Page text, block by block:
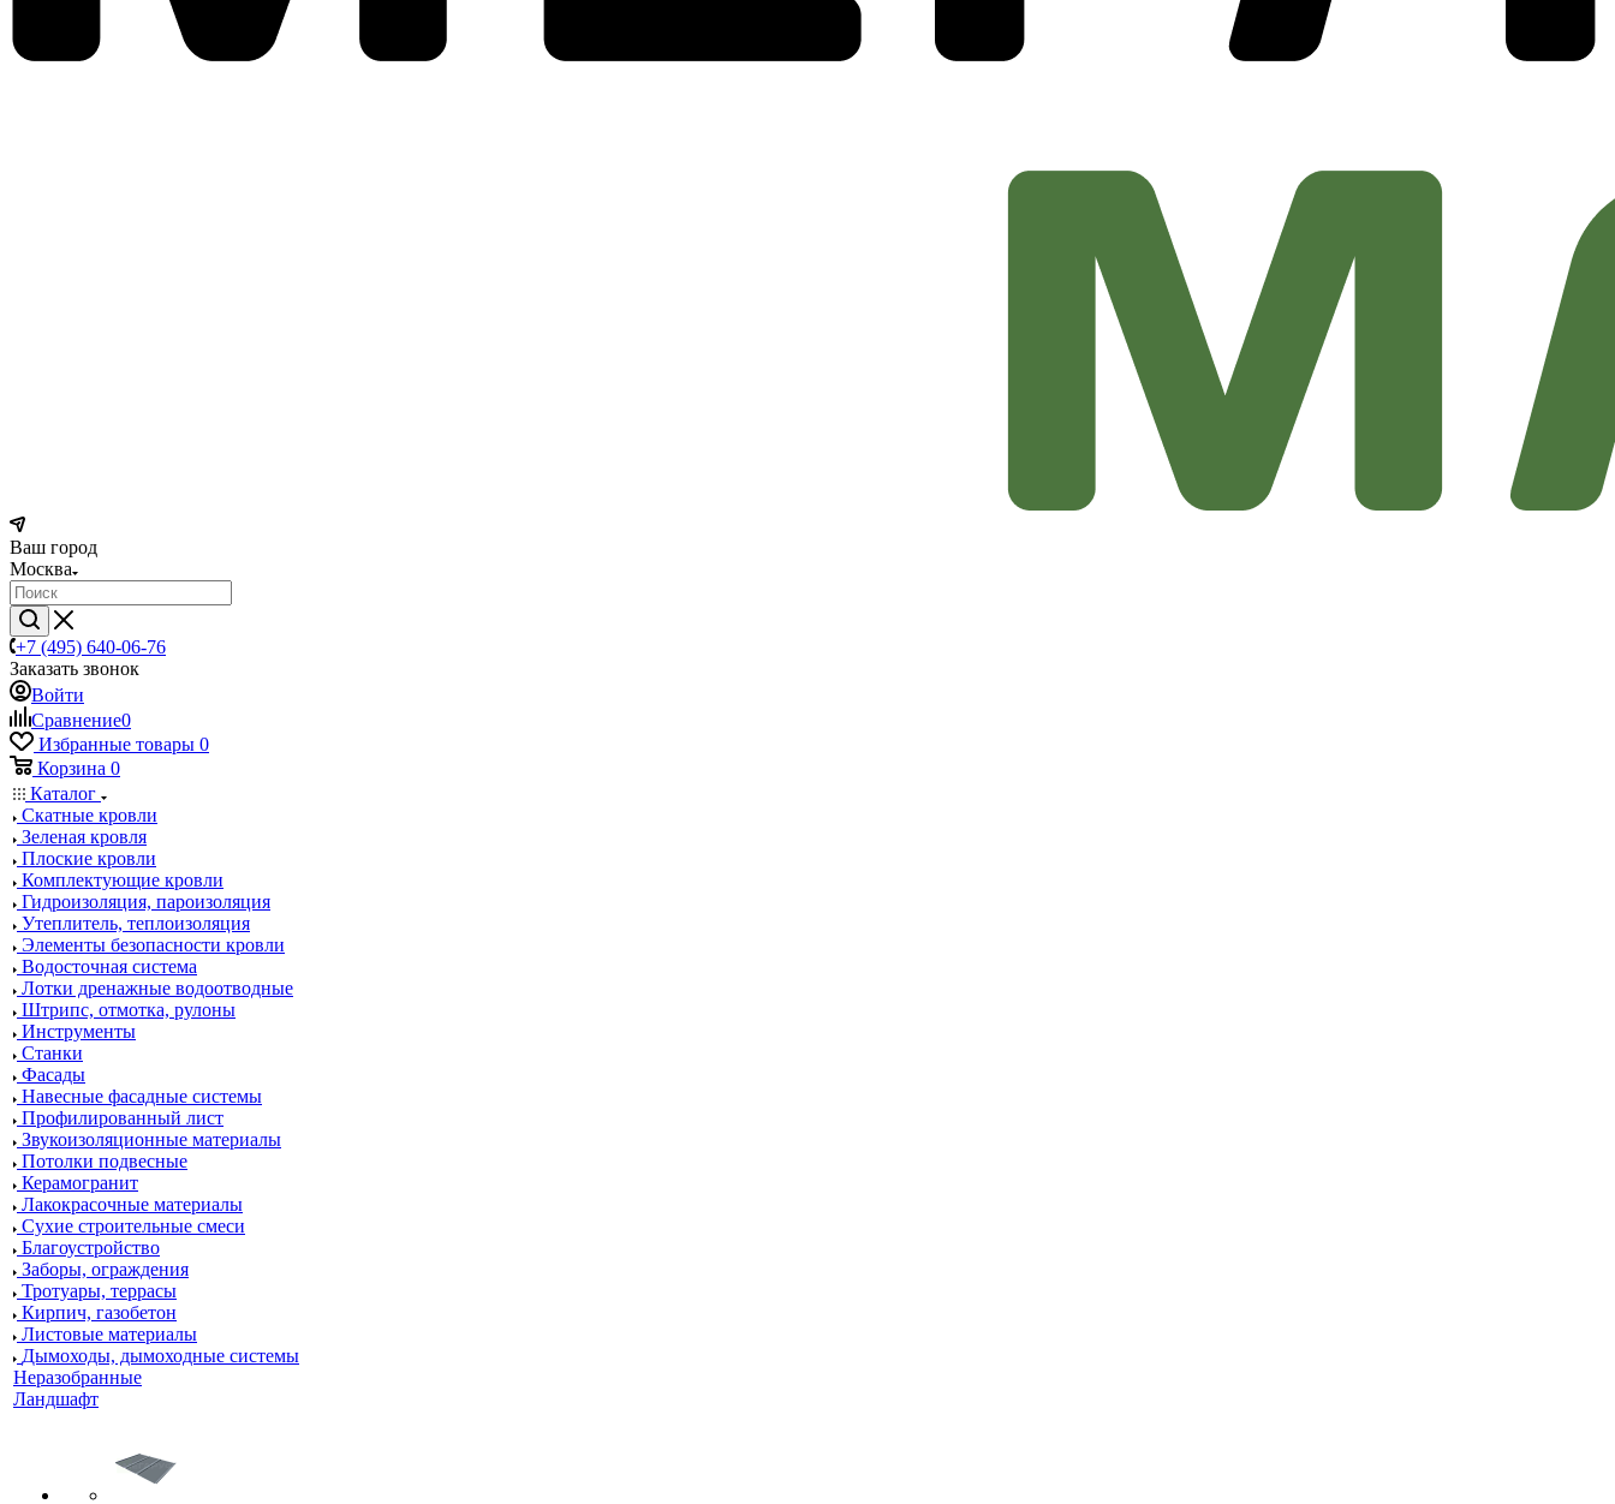
Ваш город
Москва
+7 (495) 640-06-76
Заказать звонок
Войти
Сравнение0
Избранные товары 0
Корзина 0
Каталог
Скатные кровли
Зеленая кровля
Плоские кровли
Комплектующие кровли
Гидроизоляция, пароизоляция
Утеплитель, теплоизоляция
Элементы безопасности кровли
Водосточная система
Лотки дренажные водоотводные
Штрипс, отмотка, рулоны
Инструменты
Станки
Фасады
Навесные фасадные системы
Профилированный лист
Звукоизоляционные материалы
Потолки подвесные
Керамогранит
Лакокрасочные материалы
Сухие строительные смеси
Благоустройство
Заборы, ограждения
Тротуары, террасы
Кирпич, газобетон
Листовые материалы
Дымоходы, дымоходные системы
Неразобранные
Ландшафт